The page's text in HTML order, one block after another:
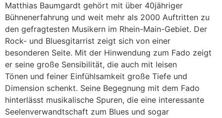
Matthias Baumgardt gehört mit über 40jähriger
Bühnenerfahrung und weit mehr als 2000 Auftritten zu
den gefragtesten Musikern im Rhein-Main-Gebiet. Der
Rock- und Bluesgitarrist zeigt sich von einer
besonderen Seite. Mit der Hinwendung zum Fado zeigt
er seine große Sensibilität, die auch mit leisen
Tönen und feiner Einfühlsamkeit große Tiefe und
Dimension schenkt. Seine Begegnung mit dem Fado
hinterlässt musikalische Spuren, die eine interessante
Seelenverwandtschaft zum Blues und sogar